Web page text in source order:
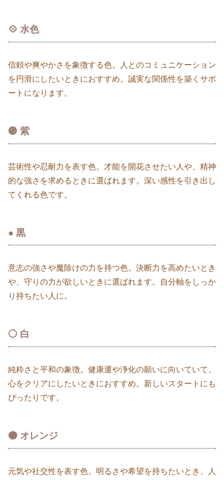
💠 水色
信頼や爽やかさを象徴する色。人とのコミュニケーション
を円滑にしたいときにおすすめ。誠実な関係性を築くサポ
ートになります。
🟣 紫
芸術性や忍耐力を表す色。才能を開花させたい人や、精神
的な強さを求めるときに選ばれます。深い感性を引き出し
てくれる色です。
● 黒
意志の強さや魔除けの力を持つ色。決断力を高めたいとき
や、守りの力が欲しいときに選ばれます。自分軸をしっか
り持ちたい人に。
⚪️ 白
純粋さと平和の象徴。健康運や浄化の願いに向いていて、
心をクリアにしたいときにおすすめ。新しいスタートにも
ぴったりです。
🟠 オレンジ
元気や社交性を表す色。明るさや希望を持ちたいとき、人